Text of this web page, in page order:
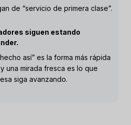
de “servicio de primera clase”.
siguen estando
así” es la forma más rápida
una mirada fresca es lo que
siga avanzando.